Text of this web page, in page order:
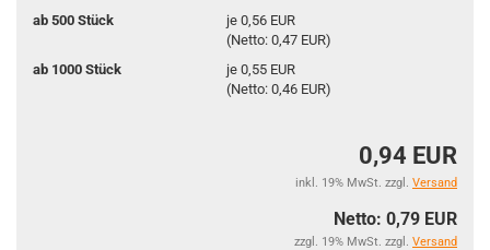
ab 500 Stück
je 0,56 EUR
(Netto: 0,47 EUR)
ab 1000 Stück
je 0,55 EUR
(Netto: 0,46 EUR)
0,94 EUR
inkl. 19% MwSt. zzgl. Versand
Netto: 0,79 EUR
zzgl. 19% MwSt. zzgl. Versand